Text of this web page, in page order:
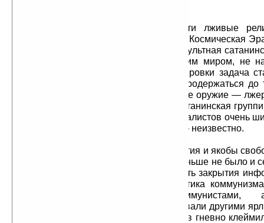
Тем не менее сейчас все эти лживые
Исчерпали себя. У них нет будущего. Космическая
концу со всей своей ложью. Но та оккультная
которая сегодня правит христианским миром, не
власть без борьбы. Для этой группировки задача
сегодня просто выиграть время и продержаться
будет создано новое информационное оружие —
Она уже пишется в Америке. Эта сатанинская
для создания этой лжерелигии специалистов очень
Что у них получится и получится ли — неизвестно.
Сейчас в России якобы демократия и якобы
очередная ложь, свободы слова и раньше не было и
ограниченна. Меняется только область закрытия
при коммунистах была закрыта критика
занимался, называли антикоммунистами,
фашистами, экстремистами, обвешивали другими
преследовали. Этих антикоммунистов гневно